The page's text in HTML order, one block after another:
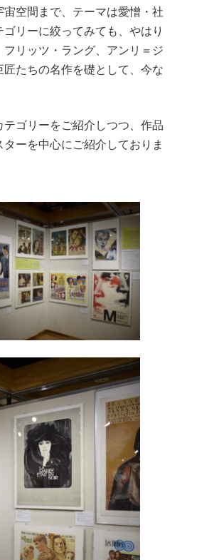
空間まで、テーマは愛憎・社
リーに絞ってみても、やはり
リッツ・ラング、アンリ＝ジ
たちの名作を礎として、今な
ゴリーをご紹介しつつ、作品
ーを中心にご紹介しておりま